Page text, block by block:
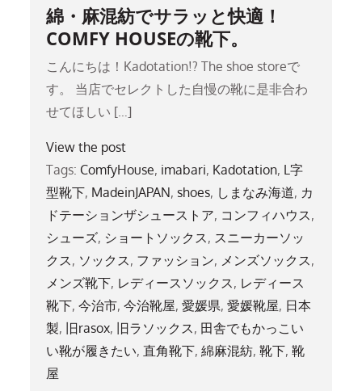
綿・麻混紡でサラッと快適！
COMFY HOUSEの靴下。
こんにちは！Kadotation!? The shoe storeで
す。 当店でセレクトした自慢の靴に是非合わ
せてほしい […]
View the post
Tags: ComfyHouse, imabari, Kadotation, L字
型靴下, MadeinJAPAN,shoes, しまなみ海道, カ
ドテーションザシューストア, コンフィハウス,
シューズ, ショートソックス, スニーカーソッ
クス, ソックス, ファッション, メンズソックス,
メンズ靴下, レディースソックス, レディース
靴下,今治市,今治靴屋,愛媛県,愛媛靴屋, 日本
製, 旧rasox, 旧ラソックス, 田舎でもかっこい
い靴が履きたい,直角靴下,綿麻混紡,靴下,靴
屋